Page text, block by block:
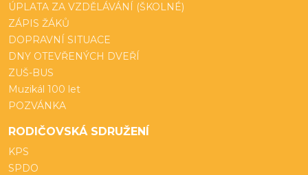
ÚPLATA ZA VZDĚLÁVÁNÍ (ŠKOLNÉ)
ZÁPIS ŽÁKŮ
DOPRAVNÍ SITUACE
DNY OTEVŘENÝCH DVEŘÍ
ZUŠ-BUS
Muzikál 100 let
POZVÁNKA
RODIČOVSKÁ SDRUŽENÍ
KPS
SPDO